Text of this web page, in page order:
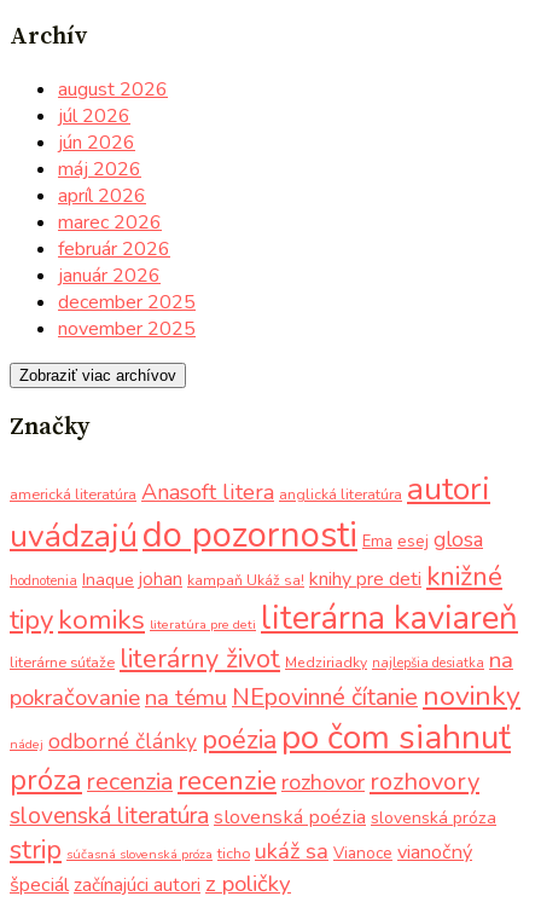
Archív
august 2026
júl 2026
jún 2026
máj 2026
apríl 2026
marec 2026
február 2026
január 2026
december 2025
november 2025
Zobraziť viac archívov
Značky
americká literatúra Anasoft litera anglická literatúra autori
uvádzajúdo pozornosti Ema esej glosa
hodnotenia Inaque johan kampaň Ukáž sa! knihy pre deti knižné
tipy komiks literatúra pre deti literárna kaviareň
literárne súťaže literárny život Medziriadky najlepšia desiatka na
pokračovaniena tému NEpovinné čítanie novinky
nádej odborné články poézia po čom siahnuť
próza recenzia recenzie rozhovor rozhovory
slovenská literatúra slovenská poézia slovenská próza
strip súčasná slovenská próza ticho ukáž sa Vianoce vianočný
špeciál začínajúci autori z poličky